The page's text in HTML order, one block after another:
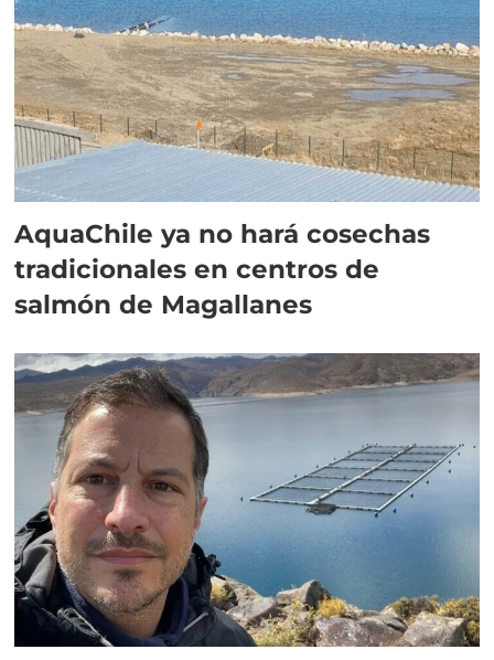
AquaChile ya no hará cosechas
tradicionales en centros de
salmón de Magallanes